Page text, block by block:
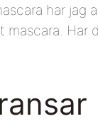
har jag